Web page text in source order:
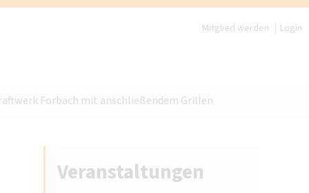
Mitglied werden Login
Forbach mit anschließendem Grillen
Veranstaltungen